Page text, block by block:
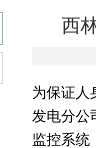
西
为保证人
发电分公
监控系统